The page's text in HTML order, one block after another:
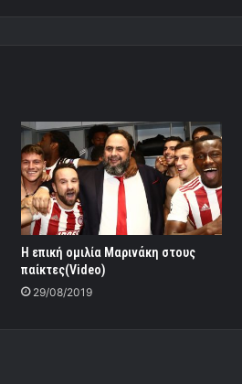
H επική ομιλία Μαρινάκη στους
παίκτες(Video)
29/08/2019